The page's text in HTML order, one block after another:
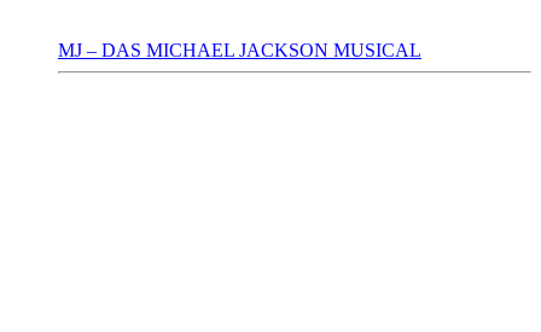
MJ – DAS MICHAEL JACKSON MUSICAL